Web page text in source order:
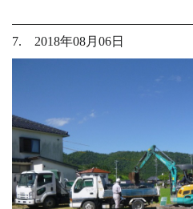
7. 2018年08月06日